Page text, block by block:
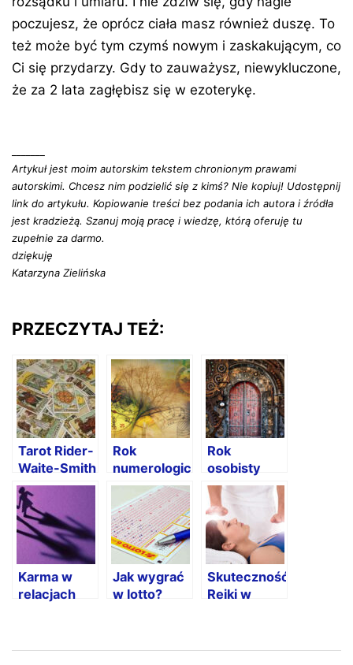
poczujesz, że oprócz ciała masz również duszę. To
też może być tym czymś nowym i zaskakującym, co
Ci się przydarzy. Gdy to zauważysz, niewykluczone,
że za 2 lata zagłębisz się w ezoterykę.
Artykuł jest moim autorskim tekstem chronionym prawami
autorskimi. Chcesz nim podzielić się z kimś? Nie kopiuj! Udostępnij
link do artykułu. Kopiowanie treści bez podania ich autora i źródła
jest kradzieżą. Szanuj moją pracę i wiedzę, którą oferuję tu
zupełnie za darmo.
dziękuję
Katarzyna Zielińska
PRZECZYTAJ TEŻ:
Tarot Rider-
Waite-Smith
– status
prawny
Rok
numerologiczny
Rok
osobisty
Karma w
relacjach
Jak wygrać
w lotto?
gdzie ludzie
Skuteczność
Reiki w